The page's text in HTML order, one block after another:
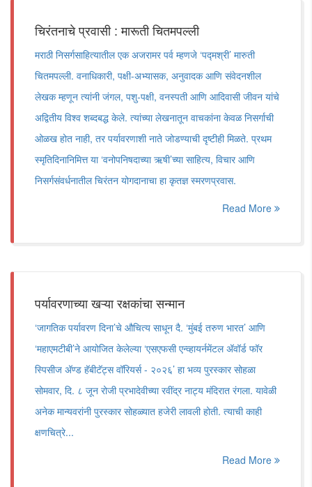
चिरंतनाचे प्रवासी : मारूती चितमपल्ली
मराठी निसर्गसाहित्यातील एक अजरामर पर्व म्हणजे ‘पद्मश्री’ मारुती
चितमपल्ली. वनाधिकारी, पक्षी-अभ्यासक, अनुवादक आणि संवेदनशील
लेखक म्हणून त्यांनी जंगल, पशु-पक्षी, वनस्पती आणि आदिवासी जीवन यांचे
अद्वितीय विश्व शब्दबद्ध केले. त्यांच्या लेखनातून वाचकांना केवळ निसर्गाची
ओळख होत नाही, तर पर्यावरणाशी नाते जोडण्याची दृष्टीही मिळते. प्रथम
स्मृतिदिनानिमित्त या ‘वनोपनिषदाच्या ऋषी’च्या साहित्य, विचार आणि
निसर्गसंवर्धनातील चिरंतन योगदानाचा हा कृतज्ञ स्मरणप्रवास.
Read More
पर्यावरणाच्या खऱ्या रक्षकांचा सन्मान
‘जागतिक पर्यावरण दिना’चे औचित्य साधून दै. ‘मुंबई तरुण भारत’ आणि
‘महाएमटीबी’ने आयोजित केलेल्या ‘एसएफसी एन्व्हायर्नमेंटल अ‍ॅवॉर्ड फॉर
स्पिसीज अ‍ॅण्ड हॅबीटॅट्स वॉरियर्स - २०२६’ हा भव्य पुरस्कार सोहळा
सोमवार, दि. ८ जून रोजी प्रभादेवीच्या रवींद्र नाट्य मंदिरात रंगला. यावेळी
अनेक मान्यवरांनी पुरस्कार सोहळ्यात हजेरी लावली होती. त्याची काही
क्षणचित्रे...
Read More